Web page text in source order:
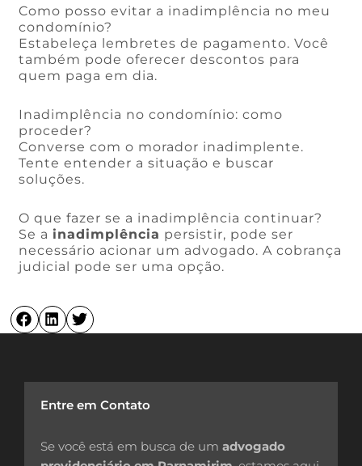
Como posso evitar a inadimplência no meu
condomínio?
Estabeleça lembretes de pagamento. Você
também pode oferecer descontos para
quem paga em dia.
Inadimplência no condomínio: como
proceder?
Converse com o morador inadimplente.
Tente entender a situação e buscar
soluções.
O que fazer se a inadimplência continuar?
Se a inadimplência persistir, pode ser
necessário acionar um advogado. A cobrança
judicial pode ser uma opção.
Entre em Contato
Se você está em busca de um advogado